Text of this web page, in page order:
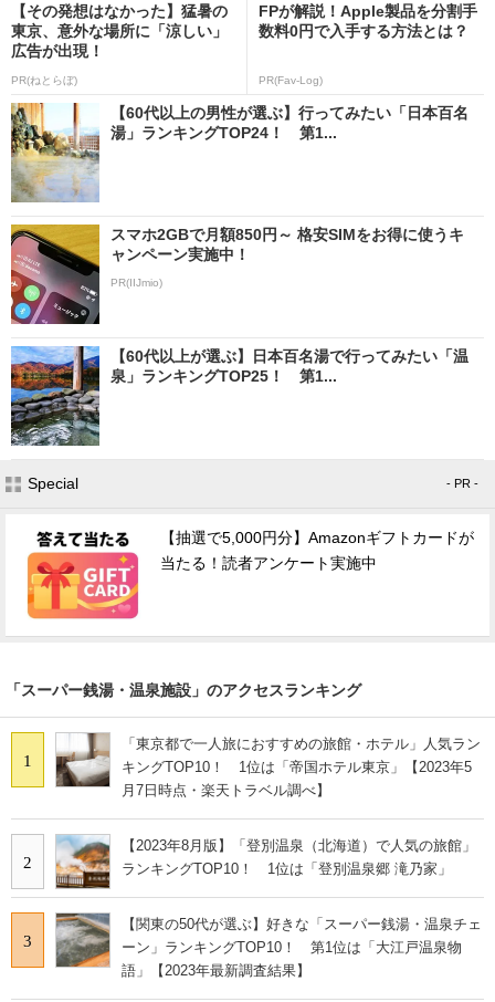
【その発想はなかった】猛暑の
東京、意外な場所に「涼しい」
広告が出現！
PR(ねとらぼ)
FPが解説！Apple製品を分割手
数料0円で入手する方法とは？
PR(Fav-Log)
【60代以上の男性が選ぶ】行ってみたい「日本百名
湯」ランキングTOP24！ 第1...
スマホ2GBで月額850円～ 格安SIMをお得に使うキ
ャンペーン実施中！
PR(IIJmio)
【60代以上が選ぶ】日本百名湯で行ってみたい「温
泉」ランキングTOP25！ 第1...
Special - PR -
【抽選で5,000円分】Amazonギフトカードが
当たる！読者アンケート実施中
「スーパー銭湯・温泉施設」のアクセスランキング
1
「東京都で一人旅におすすめの旅館・ホテル」人気ラン
キングTOP10！ 1位は「帝国ホテル東京」【2023年5
月7日時点・楽天トラベル調べ】
2
【2023年8月版】「登別温泉（北海道）で人気の旅館」
ランキングTOP10！ 1位は「登別温泉郷 滝乃家」
3
【関東の50代が選ぶ】好きな「スーパー銭湯・温泉チェ
ーン」ランキングTOP10！ 第1位は「大江戸温泉物
語」【2023年最新調査結果】